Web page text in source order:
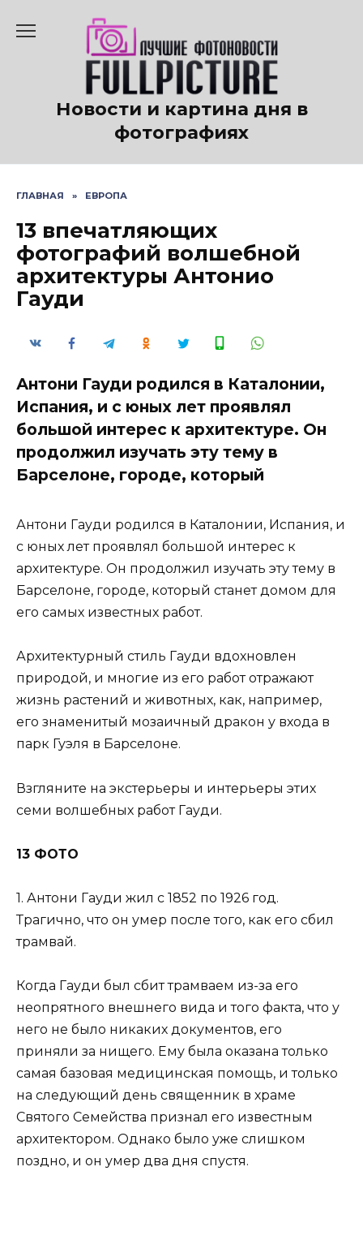
содержанию
Новости и картина дня в
фотографиях
ГЛАВНАЯ » ЕВРОПА
13 впечатляющих
фотографий волшебной
архитектуры Антонио
Гауди
Антони Гауди родился в Каталонии,
Испания, и с юных лет проявлял
большой интерес к архитектуре. Он
продолжил изучать эту тему в
Барселоне, городе, который
Антони Гауди родился в Каталонии, Испания, и
с юных лет проявлял большой интерес к
архитектуре. Он продолжил изучать эту тему в
Барселоне, городе, который станет домом для
его самых известных работ.
Архитектурный стиль Гауди вдохновлен
природой, и многие из его работ отражают
жизнь растений и животных, как, например,
его знаменитый мозаичный дракон у входа в
парк Гуэля в Барселоне.
Взгляните на экстерьеры и интерьеры этих
семи волшебных работ Гауди.
13 ФОТО
1. Антони Гауди жил с 1852 по 1926 год.
Трагично, что он умер после того, как его сбил
трамвай.
Когда Гауди был сбит трамваем из-за его
неопрятного внешнего вида и того факта, что у
него не было никаких документов, его
приняли за нищего. Ему была оказана только
самая базовая медицинская помощь, и только
на следующий день священник в храме
Святого Семейства признал его известным
архитектором. Однако было уже слишком
поздно, и он умер два дня спустя.